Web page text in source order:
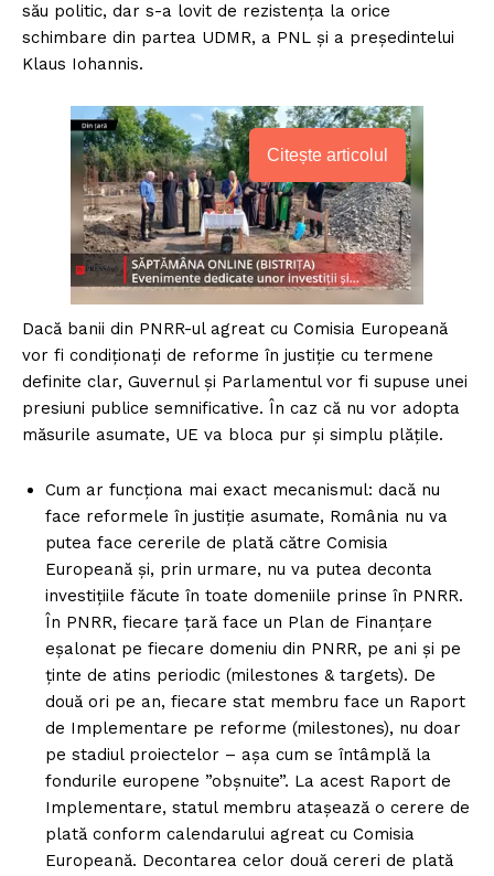
său politic, dar s-a lovit de rezistența la orice
schimbare din partea UDMR, a PNL și a președintelui
Klaus Iohannis.
Citește articolul
Dacă banii din PNRR-ul agreat cu Comisia Europeană
vor fi condiționați de reforme în justiție cu termene
definite clar, Guvernul și Parlamentul vor fi supuse unei
presiuni publice semnificative. În caz că nu vor adopta
măsurile asumate, UE va bloca pur și simplu plățile.
Cum ar funcționa mai exact mecanismul: dacă nu
face reformele în justiție asumate, România nu va
putea face cererile de plată către Comisia
Europeană și, prin urmare, nu va putea deconta
investițiile făcute în toate domeniile prinse în PNRR.
În PNRR, fiecare ţară face un Plan de Finanţare
eşalonat pe fiecare domeniu din PNRR, pe ani şi pe
ţinte de atins periodic (milestones & targets). De
două ori pe an, fiecare stat membru face un Raport
de Implementare pe reforme (milestones), nu doar
pe stadiul proiectelor – așa cum se întâmplă la
fondurile europene ”obșnuite”. La acest Raport de
Implementare, statul membru atașează o cerere de
plată conform calendarului agreat cu Comisia
Europeană. Decontarea celor două cereri de plată